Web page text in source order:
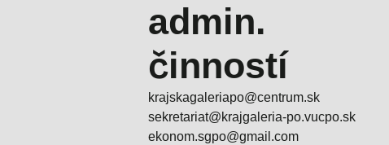
admin.
činností
krajskagaleriapo@centrum.sk
sekretariat@krajgaleria-po.vucpo.sk
ekonom.sgpo@gmail.com